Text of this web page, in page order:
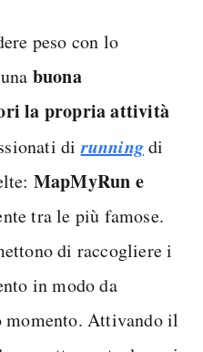
peso con lo
buona
la propria attività
dirunningdi
MapMyRun e
tra le più famose.
di raccogliere i
in modo da
momento. Attivando il